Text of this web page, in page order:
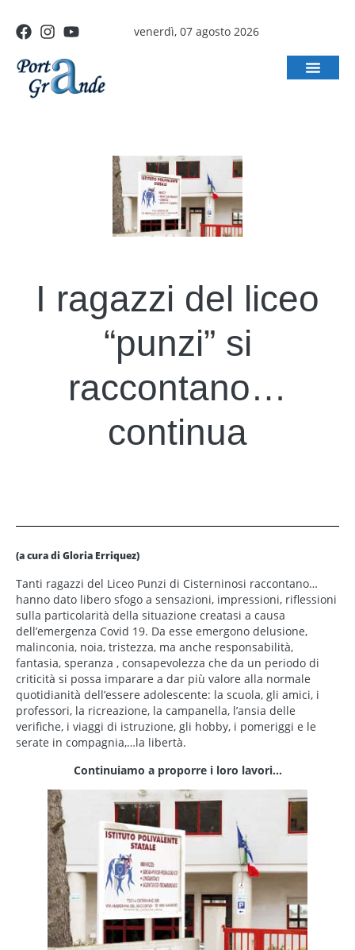
venerdì, 07 agosto 2026
I ragazzi del liceo
“punzi” si
raccontano…
continua
(a cura di Gloria Erriquez)
Tanti ragazzi del Liceo Punzi di Cisterninosi raccontano…
hanno dato libero sfogo a sensazioni, impressioni, riflessioni
sulla particolarità della situazione creatasi a causa
dell’emergenza Covid 19. Da esse emergono delusione,
malinconia, noia, tristezza, ma anche responsabilità,
fantasia, speranza , consapevolezza che da un periodo di
criticità si possa imparare a dar più valore alla normale
quotidianità dell’essere adolescente: la scuola, gli amici, i
professori, la ricreazione, la campanella, l’ansia delle
verifiche, i viaggi di istruzione, gli hobby, i pomeriggi e le
serate in compagnia,…la libertà.
Continuiamo a proporre i loro lavori…